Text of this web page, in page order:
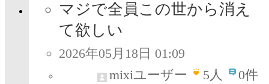
マジで全員この世から消え
て欲しい
2026年05月18日 01:09
mixiユーザー
5人 0件